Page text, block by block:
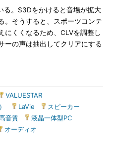
。S3Dをかけると音場が拡大
。そうすると、スポーツコンテ
にくくなるため、CLVを調整し
ーの声は抽出してクリアにする
VALUESTAR
LaVie スピーカー
音質 液晶一体型PC
オーディオ